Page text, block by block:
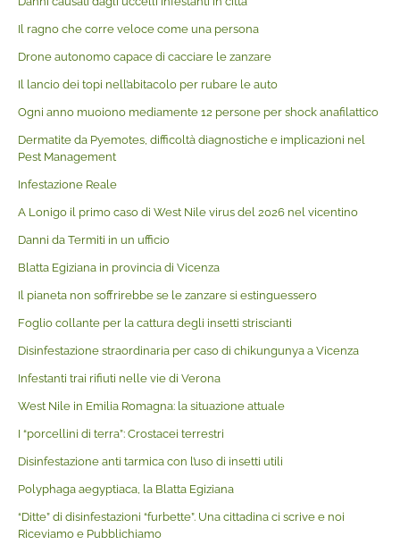
Il ragno che corre veloce come una persona
Drone autonomo capace di cacciare le zanzare
Il lancio dei topi nell’abitacolo per rubare le auto
Ogni anno muoiono mediamente 12 persone per shock anafilattico
Dermatite da Pyemotes, difficoltà diagnostiche e implicazioni nel
Pest Management
Infestazione Reale
A Lonigo il primo caso di West Nile virus del 2026 nel vicentino
Danni da Termiti in un ufficio
Blatta Egiziana in provincia di Vicenza
Il pianeta non soffrirebbe se le zanzare si estinguessero
Foglio collante per la cattura degli insetti striscianti
Disinfestazione straordinaria per caso di chikungunya a Vicenza
Infestanti trai rifiuti nelle vie di Verona
West Nile in Emilia Romagna: la situazione attuale
I “porcellini di terra”: Crostacei terrestri
Disinfestazione anti tarmica con l’uso di insetti utili
Polyphaga aegyptiaca, la Blatta Egiziana
“Ditte” di disinfestazioni “furbette”. Una cittadina ci scrive e noi
Riceviamo e Pubblichiamo